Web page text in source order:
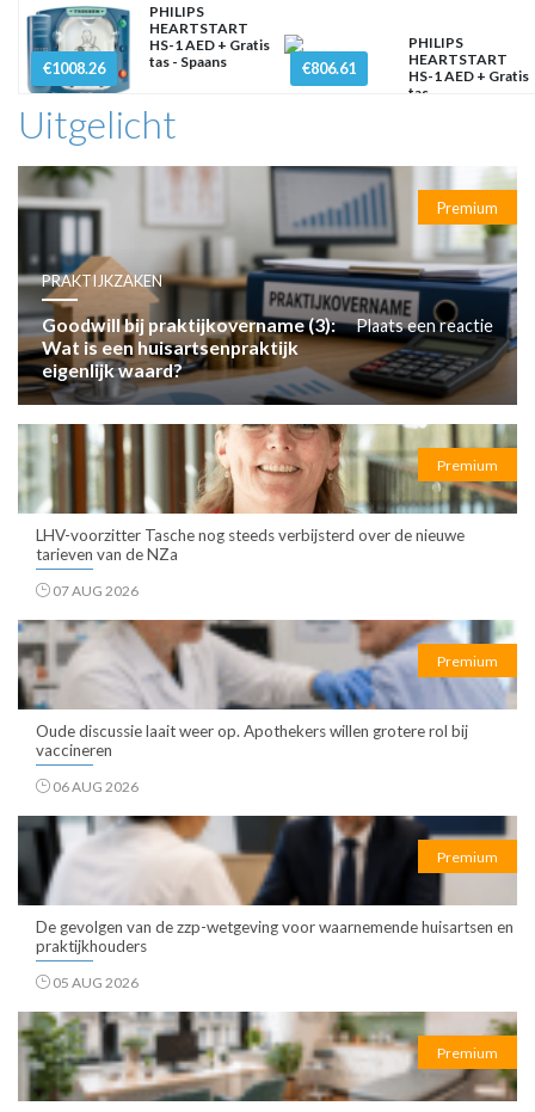
€1008.26
PHILIPS
HEARTSTART
HS-1 AED + Gratis
tas - Spaans
€806.61
PHILIPS
HEARTSTART
HS-1 AED + Gratis
tas
Uitgelicht
Premium
PRAKTIJKZAKEN
Goodwill bij praktijkovername (3):
Wat is een huisartsenpraktijk
eigenlijk waard?
Plaats een reactie
Premium
LHV-voorzitter Tasche nog steeds verbijsterd over de nieuwe
tarieven van de NZa
07 AUG 2026
Premium
Oude discussie laait weer op. Apothekers willen grotere rol bij
vaccineren
06 AUG 2026
Premium
De gevolgen van de zzp-wetgeving voor waarnemende huisartsen en
praktijkhouders
05 AUG 2026
Premium